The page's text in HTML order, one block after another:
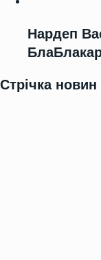
Нардеп
Стрічка